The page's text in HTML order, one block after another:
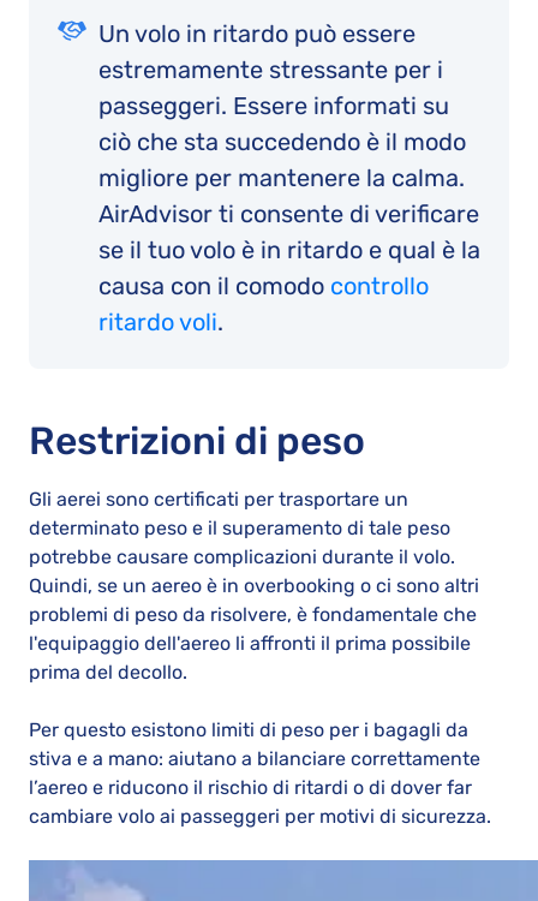
Un volo in ritardo può essere
estremamente stressante per i
passeggeri. Essere informati su
ciò che sta succedendo è il modo
migliore per mantenere la calma.
AirAdvisor ti consente di verificare
se il tuo volo è in ritardo e qual è la
causa con il comodo controllo
ritardo voli.
Restrizioni di peso
Gli aerei sono certificati per trasportare un
determinato peso e il superamento di tale peso
potrebbe causare complicazioni durante il volo.
Quindi, se un aereo è in overbooking o ci sono altri
problemi di peso da risolvere, è fondamentale che
l'equipaggio dell'aereo li affronti il prima possibile
prima del decollo.
Per questo esistono limiti di peso per i bagagli da
stiva e a mano: aiutano a bilanciare correttamente
l’aereo e riducono il rischio di ritardi o di dover far
cambiare volo ai passeggeri per motivi di sicurezza.